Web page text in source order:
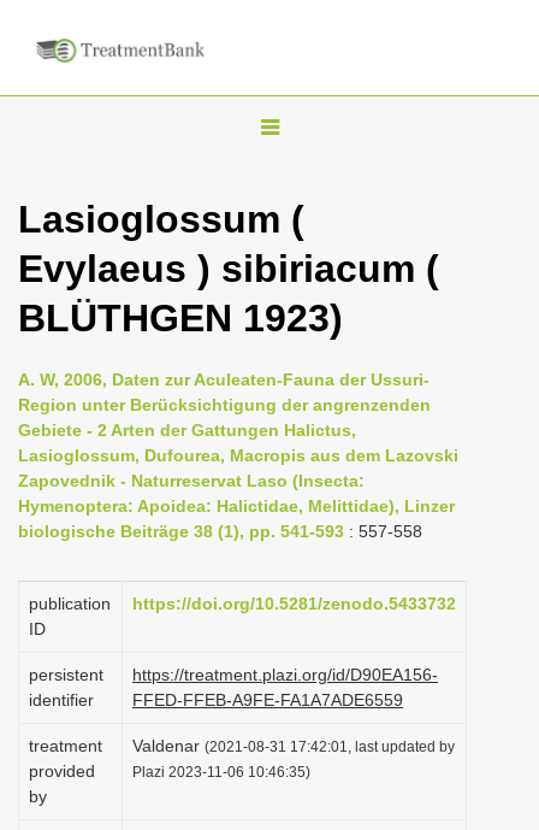
T
g
l
n
v
i
g
a
t
o
Lasioglossum (
Evylaeus ) sibiriacum (
BLÜTHGEN 1923)
A. W, 2006, Daten zur Aculeaten-Fauna der Ussuri-
Region unter Berücksichtigung der angrenzenden
Gebiete - 2 Arten der Gattungen Halictus,
Lasioglossum, Dufourea, Macropis aus dem Lazovski
Zapovednik - Naturreservat Laso (Insecta:
Hymenoptera: Apoidea: Halictidae, Melittidae), Linzer
biologische Beiträge 38 (1), pp. 541-593 : 557-558
publication
ID
https://doi.org/10.5281/zenodo.5433732
persistent
identifier
https://treatment.plazi.org/id/D90EA156-
FFED-FFEB-A9FE-FA1A7ADE6559
treatment
provided
by
Valdenar (2021-08-31 17:42:01, last updated by
Plazi 2023-11-06 10:46:35)